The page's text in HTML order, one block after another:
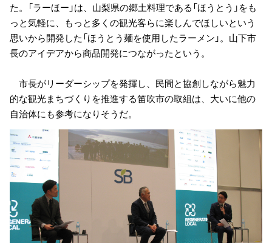
た。「ラーほー」は、山梨県の郷土料理である「ほうとう」をも
っと気軽に、もっと多くの観光客らに楽しんでほしいという
思いから開発した「ほうとう麺を使用したラーメン」。山下市
長のアイデアから商品開発につながったという。
市長がリーダーシップを発揮し、民間と協創しながら魅力
的な観光まちづくりを推進する笛吹市の取組は、大いに他の
自治体にも参考になりそうだ。